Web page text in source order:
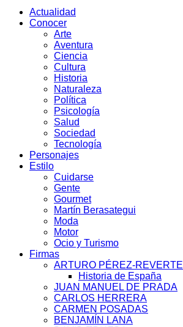
Actualidad
Conocer
Arte
Aventura
Ciencia
Cultura
Historia
Naturaleza
Política
Psicología
Salud
Sociedad
Tecnología
Personajes
Estilo
Cuidarse
Gente
Gourmet
Martín Berasategui
Moda
Motor
Ocio y Turismo
Firmas
ARTURO PÉREZ-REVERTE
Historia de España
JUAN MANUEL DE PRADA
CARLOS HERRERA
CARMEN POSADAS
BENJAMÍN LANA